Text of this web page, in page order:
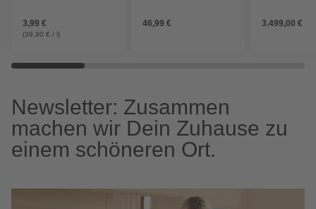
3,99 €
(39,90 € / l)
46,99 € 3.499,00 €
Newsletter: Zusammen
machen wir Dein Zuhause zu
einem schöneren Ort.